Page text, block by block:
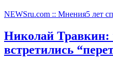
NEWSru.com :: Мнения5 лет
Николай Травкин:
встретились